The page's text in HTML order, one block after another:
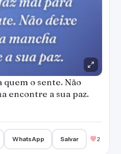
quem o sente. Não
encontre a sua paz.
WhatsApp Salvar 2